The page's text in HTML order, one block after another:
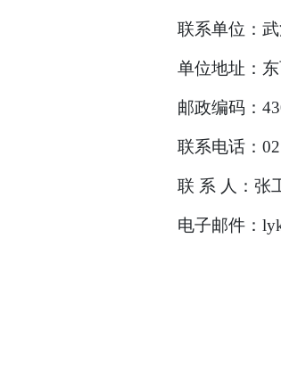
联系单位：
单位地址：
邮政编码：
联系电话：
联 系 人： 张
电子邮件：